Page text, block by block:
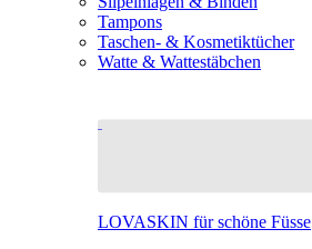
Tampons
Taschen- & Kosmetiktücher
Watte & Wattestäbchen
LOVASKIN für schöne Füsse